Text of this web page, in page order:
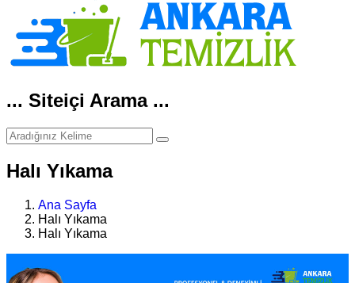
... Siteiçi Arama ...
Halı Yıkama
Ana Sayfa
Halı Yıkama
Halı Yıkama